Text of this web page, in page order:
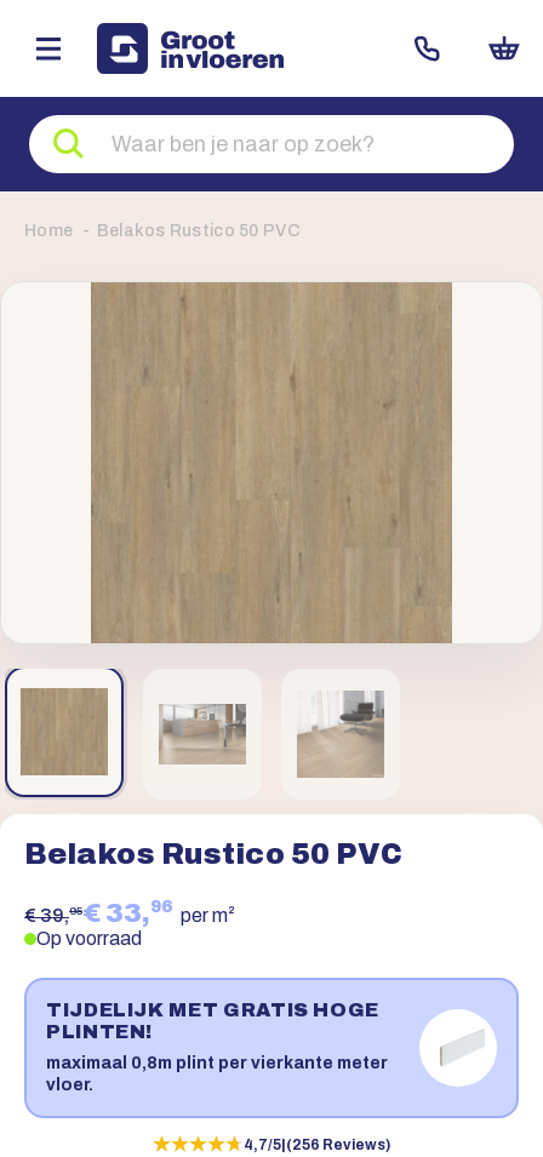
Zoeken
naar
producten
Home Belakos Rustico 50 PVC
Belakos Rustico 50 PVC
€ 39,95€ 33,96 per m²
Op voorraad
TIJDELIJK MET GRATIS HOGE
PLINTEN!
maximaal 0,8m plint per vierkante meter
vloer.
★★★★★
★★★★★4,7/5 (256 Reviews)